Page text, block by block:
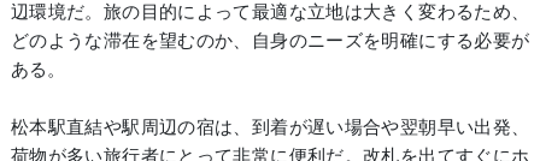
辺環境だ。旅の目的によって最適な立地は大きく変わるため、
どのような滞在を望むのか、自身のニーズを明確にする必要が
ある。
松本駅直結や駅周辺の宿は、到着が遅い場合や翌朝早い出発、
荷物が多い旅行者にとって非常に便利だ。改札を出てすぐにホ